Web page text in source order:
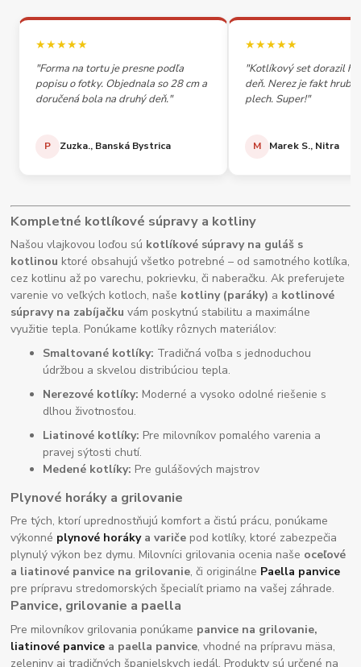
★★★★★
"Forma na tortu je presne podľa
popisu o fotky. Objednala so 28 cm a
doručená bola na druhý deň."
P Zuzka., Banská Bystrica
★★★★★
"Kotlíkový set dorazil
deň. Nerez je fakt
plech. Super!"
M Marek S., Nitra
Kompletné kotlíkové súpravy a kotliny
Našou vlajkovou loďou sú kotlíkové súpravy na guláš s
kotlinou ktoré obsahujú všetko potrebné – od samotného kotlíka,
cez kotlinu až po varechu, pokrievku, či naberačku. Ak preferujete
varenie vo veľkých kotloch, naše kotliny (paráky) a kotlinové
súpravy na zabíjačku vám poskytnú stabilitu a maximálne
využitie tepla. Ponúkame kotlíky rôznych materiálov:
Smaltované kotlíky: Tradičná voľba s jednoduchou
údržbou a skvelou distribúciou tepla.
Nerezové kotlíky: Moderné a vysoko odolné riešenie s
dlhou životnosťou.
Liatinové kotlíky: Pre milovníkov pomalého varenia a
pravej sýtosti chutí.
Medené kotlíky: Pre gulášových majstrov
Plynové horáky a grilovanie
Pre tých, ktorí uprednostňujú komfort a čistú prácu, ponúkame
výkonné plynové horákya variče pod kotlíky, ktoré zabezpečia
plynulý výkon bez dymu. Milovníci grilovania ocenia naše oceľové
a liatinové panvice na grilovanie, či originálne Paella panvice
pre prípravu stredomorských špecialít priamo na vašej záhrade.
Panvice, grilovanie a paella
Pre milovníkov grilovania ponúkame panvice na grilovanie,
liatinové panvice a paella panvice, vhodné na prípravu mäsa,
zeleniny aj tradičných španielskych jedál. Produkty sú určené na